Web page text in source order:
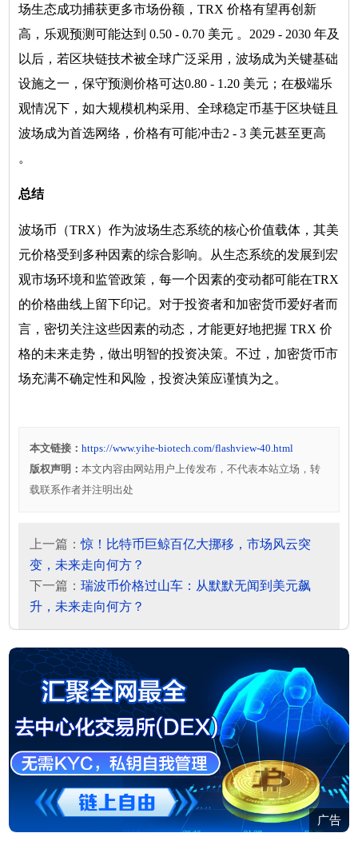
场生态成功捕获更多市场份额，TRX 价格有望再创新
高，乐观预测可能达到 0.50 - 0.70 美元 。2029 - 2030 年及
以后，若区块链技术被全球广泛采用，波场成为关键基础
设施之一，保守预测价格可达0.80 - 1.20 美元；在极端乐
观情况下，如大规模机构采用、全球稳定币基于区块链且
波场成为首选网络，价格有可能冲击2 - 3 美元甚至更高
。
总结
波场币（TRX）作为波场生态系统的核心价值载体，其美
元价格受到多种因素的综合影响。从生态系统的发展到宏
观市场环境和监管政策，每一个因素的变动都可能在TRX
的价格曲线上留下印记。对于投资者和加密货币爱好者而
言，密切关注这些因素的动态，才能更好地把握 TRX 价
格的未来走势，做出明智的投资决策。不过，加密货币市
场充满不确定性和风险，投资决策应谨慎为之。
本文链接：https://www.yihe-biotech.com/flashview-40.html
版权声明：本文内容由网站用户上传发布，不代表本站立场，转
载联系作者并注明出处
上一篇：惊！比特币巨鲸百亿大挪移，市场风云突
变，未来走向何方？
下一篇：瑞波币价格过山车：从默默无闻到美元飙
升，未来走向何方？
广告